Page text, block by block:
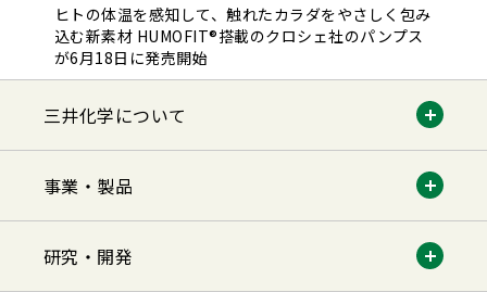
ヒトの体温を感知して、触れたカラダをやさしく包み
込む新素材 HUMOFIT®搭載のクロシェ社のパンプス
が6月18日に発売開始
三井化学について
事業・製品
研究・開発